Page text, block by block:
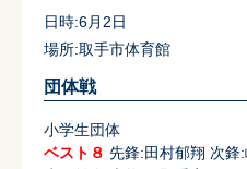
日時:6月2日
場所:取手市体育館
団体戦
小学生団体
ベスト８ 先鋒:田村郁翔 次鋒